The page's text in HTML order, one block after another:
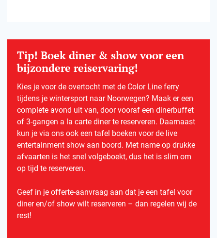
Tip! Boek diner & show voor een
bijzondere reiservaring!
Kies je voor de overtocht met de Color Line ferry
tijdens je wintersport naar Noorwegen? Maak er een
complete avond uit van, door vooraf een dinerbuffet
of 3-gangen a la carte diner te reserveren. Daarnaast
kun je via ons ook een tafel boeken voor de live
entertainment show aan boord. Met name op drukke
afvaarten is het snel volgeboekt, dus het is slim om
op tijd te reserveren.
Geef in je offerte-aanvraag aan dat je een tafel voor
diner en/of show wilt reserveren – dan regelen wij de
rest!